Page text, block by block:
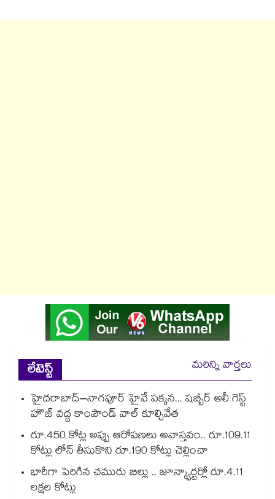
లేటెస్ట్
మరిన్ని వార్తలు
హైదరాబాద్–నాగపూర్ హైవే పక్కన... షబ్బీర్ అలీ గెస్ట్
హౌజ్ వద్ద కాంపౌండ్ వాల్ కూల్చివేత
రూ.450 కోట్ల అప్పు ఆరోపణలు అవాస్తవం.. రూ.109.11
కోట్లు లోన్ తీసుకొని రూ.190 కోట్లు చెల్లించా
భారీగా పెరిగిన చమురు బిల్లు .. జూన్క్వార్టర్లో రూ.4.11
లక్షల కోట్లు